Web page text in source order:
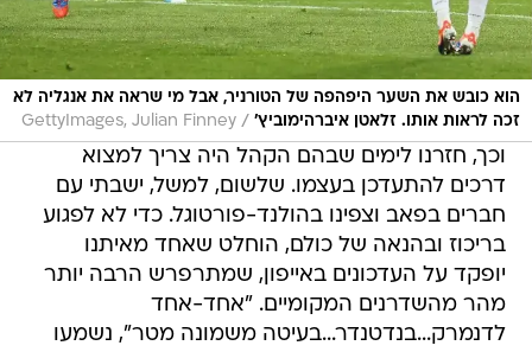
הוא כובש את השער היפהפה של הטורניר, אבל מי שראה את אנגליה לא
זכה לראות אותו. זלאטן איברהימוביץ' /
GettyImages, Julian Finney
וכך, חזרנו לימים שבהם הקהל היה צריך למצוא
דרכים להתעדכן בעצמו. שלשום, למשל, ישבתי עם
חברים בפאב וצפינו בהולנד-פורטוגל. כדי לא לפגוע
בריכוז ובהנאה של כולם, הוחלט שאחד מאיתנו
יופקד על העדכונים באייפון, שמתרפרש הרבה יותר
מהר מהשדרנים המקומיים. "אחד-אחד
לדנמרק...בנדטנדר...בעיטה משמונה מטר", נשמעו